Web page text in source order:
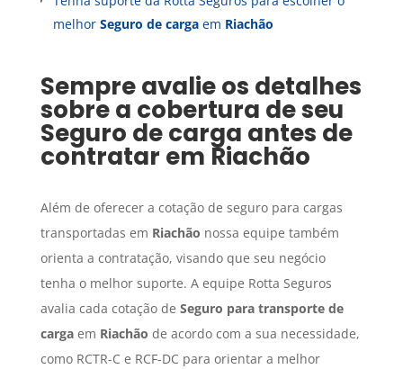
melhor Seguro de cargaem Riachão
Sempre avalie os detalhes
sobre a cobertura de seu
Seguro de carga antes de
contratar em Riachão
Além de oferecer a cotação de seguro para cargas
transportadas em Riachão nossa equipe também
orienta a contratação, visando que seu negócio
tenha o melhor suporte. A equipe Rotta Seguros
avalia cada cotação de Seguro para transporte de
cargaem Riachão de acordo com a sua necessidade,
como RCTR-C e RCF-DC para orientar a melhor